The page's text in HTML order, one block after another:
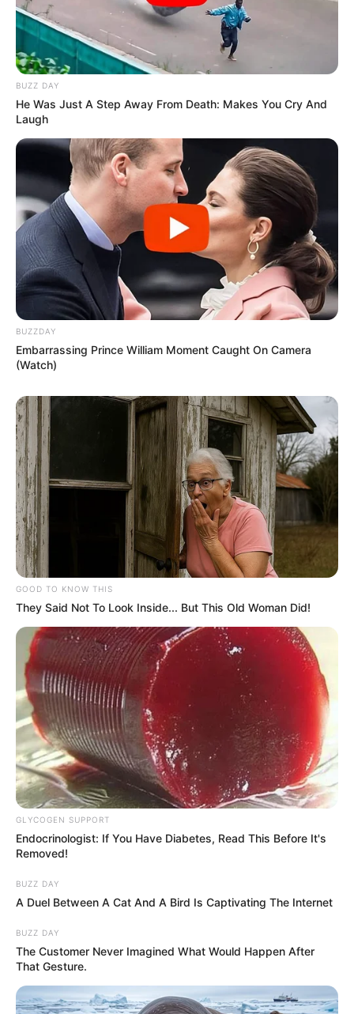
BUZZ DAY
He Was Just A Step Away From Death: Makes You Cry And
Laugh
BUZZDAY
Embarrassing Prince William Moment Caught On Camera
(Watch)
GOOD TO KNOW THIS
They Said Not To Look Inside... But This Old Woman Did!
GLYCOGEN SUPPORT
Endocrinologist: If You Have Diabetes, Read This Before It's
Removed!
BUZZ DAY
A Duel Between A Cat And A Bird Is Captivating The Internet
BUZZ DAY
The Customer Never Imagined What Would Happen After
That Gesture.